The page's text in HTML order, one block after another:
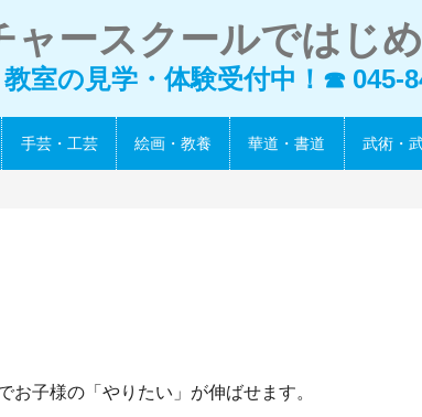
ースクールではじめ
室の見学・体験受付中！ ☎ 045-
手芸・工芸 絵画・教養 華道・書道 武術・
子様の「やりたい」が伸ばせます。